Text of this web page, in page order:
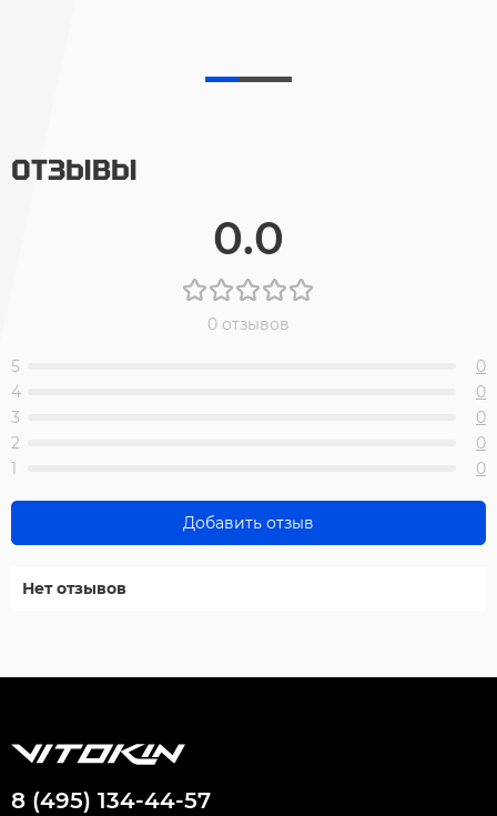
ОТЗЫВЫ
0.0
0 отзывов
5
0
4
0
3
0
2
0
1
0
Добавить отзыв
Нет отзывов
8 (495) 134-44-57